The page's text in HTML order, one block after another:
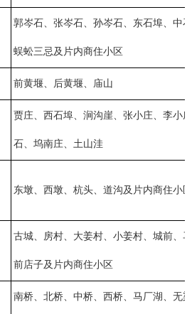
郭岑石、张岑石、孙岑石、东石埠、中
蜈蚣三忌及片内商住小区
前黄堰、后黄堰、庙山
贾庄、西石埠、涧沟崖、张小庄、李小
石、坞南庄、土山洼
东墩、西墩、杭头、道沟及片内商住小区
古城、房村、大姜村、小姜村、城前、
前店子及片内商住小区
南桥、北桥、中桥、西桥、马厂湖、无